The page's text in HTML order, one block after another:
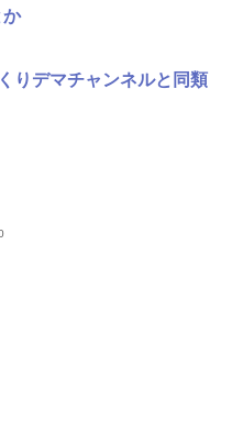
りデマチャンネルと同類